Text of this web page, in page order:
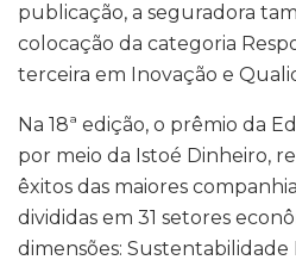
publicação, a seguradora
colocação da categoria
terceira em Inovação e
Na 18ª edição, o prêmio da
por meio da Istoé Dinheiro,
êxitos das maiores
divididas em 31 setores
dimensões: Sustentabilidade